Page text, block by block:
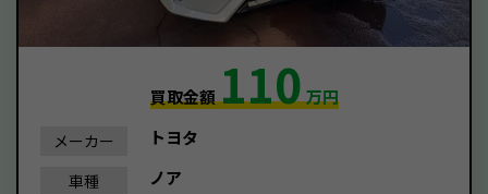
買取金額110万円
メーカー トヨタ
車種 ノア